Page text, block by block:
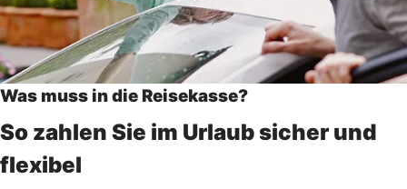
Was muss in die Reisekasse?
So zahlen Sie im Urlaub sicher und
flexibel